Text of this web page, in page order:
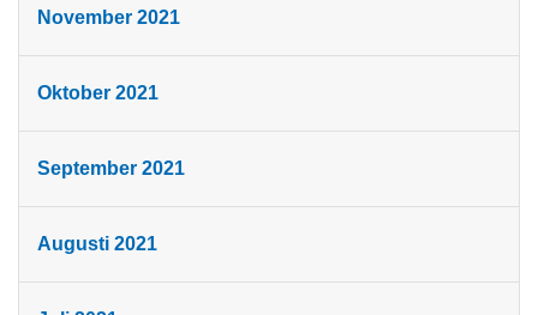
November 2021
Oktober 2021
September 2021
Augusti 2021